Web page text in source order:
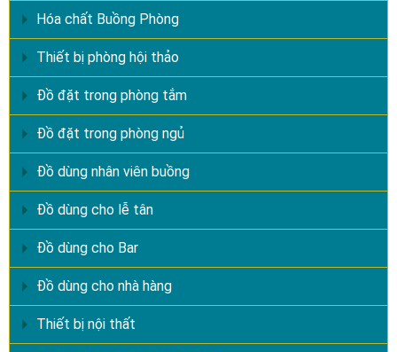
Hóa chất Buồng Phòng
Thiết bị phòng hội thảo
Đồ đặt trong phòng tắm
Đồ đặt trong phòng ngủ
Đồ dùng nhân viên buồng
Đồ dùng cho lễ tân
Đồ dùng cho Bar
Đồ dùng cho nhà hàng
Thiết bị nội thất